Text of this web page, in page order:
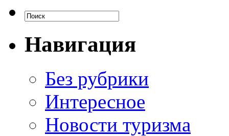
Навигация
Без рубрики
Интересное
Новости туризма